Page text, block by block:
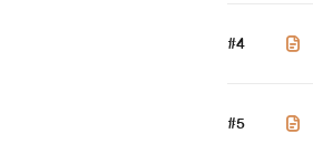
#4
#5